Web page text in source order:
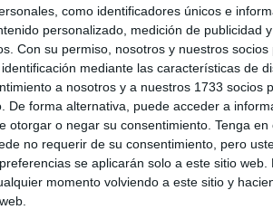
como identificadores únicos e
personalizado, medición de publicidad
Con su permiso, nosotros y nuestros
mediante las características de
a nosotros y a nuestros 1733 socios
De forma alternativa, puede acceder a
otorgar o negar su consentimiento. Tenga en
no requerir de su consentimiento, pero
se aplicarán solo a este sitio
momento volviendo a este sitio y